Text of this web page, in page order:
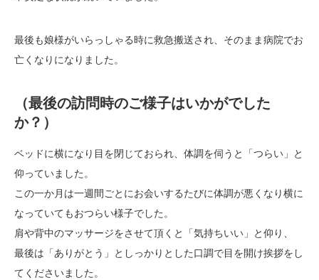
最後も娘様がいらっしゃる時に救急搬送され、そのまま病院でお
亡くなりになりました。
（最後の訪問時のご様子はいかがでした
か？）
ベッドに横になり目を閉じておられ、体調を伺うと「つらい」と
仰っていました。
この一か月は一週間ごとにお会いするたびに体調が悪くなり横に
なっていてもおつらい様子でした。
肩や背中のマッサージをさせて頂くと「気持ちいい」と仰り、
最後は「ありがとう」としっかりとした口調で目を開け挨拶をし
てくださいました。